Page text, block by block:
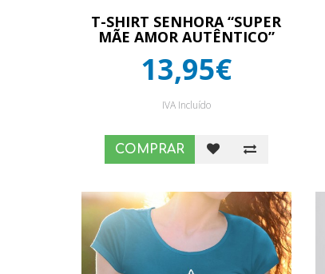
T-SHIRT SENHORA “SUPER
MÃE AMOR AUTÊNTICO”
13,95€
IVA Incluído
COMPRAR